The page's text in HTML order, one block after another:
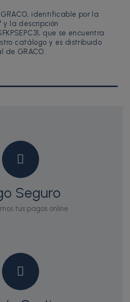
identificable por la
y la descripción
que se encuentra
catálogo y es distribuido
de GRACO.
Seguro
tus pagos online